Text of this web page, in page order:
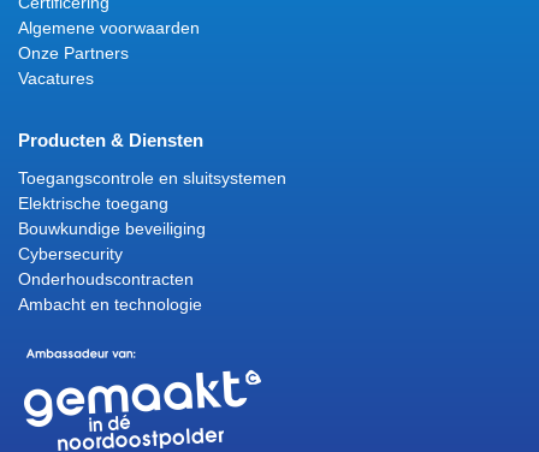
Algemene voorwaarden
Onze Partners
Vacatures
Producten & Diensten
Toegangscontrole en sluitsystemen
Elektrische toegang
Bouwkundige beveiliging
Cybersecurity
Onderhoudscontracten
Ambacht en technologie